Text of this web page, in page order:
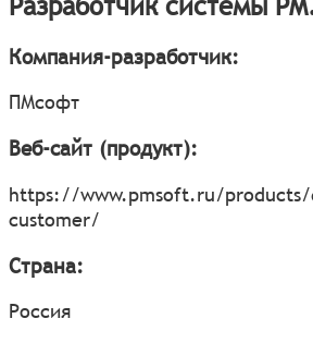
Компания-разработчик:
ПМсофт
Веб-сайт (продукт):
https://www.pmsoft.ru/products/
customer/
Страна:
Россия